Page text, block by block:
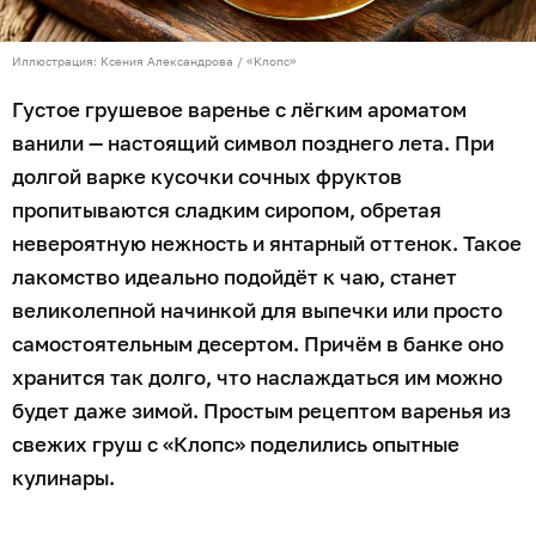
Иллюстрация: Ксения Александрова / «Клопс»
Густое грушевое варенье с лёгким ароматом
ванили — настоящий символ позднего лета. При
долгой варке кусочки сочных фруктов
пропитываются сладким сиропом, обретая
невероятную нежность и янтарный оттенок. Такое
лакомство идеально подойдёт к чаю, станет
великолепной начинкой для выпечки или просто
самостоятельным десертом. Причём в банке оно
хранится так долго, что наслаждаться им можно
будет даже зимой. Простым рецептом варенья из
свежих груш с «Клопс» поделились опытные
кулинары.